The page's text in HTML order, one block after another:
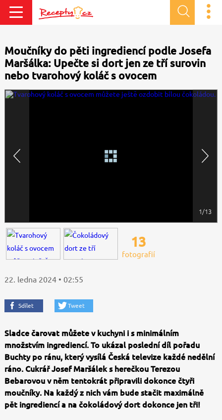
Moučníky do pěti ingrediencí podle Josefa
Maršálka: Upečte si dort jen ze tří surovin
nebo tvarohový koláč s ovocem
1/13
13
fotografií
22. ledna 2024 • 02:55
Sdílet Tweet
Sladce čarovat můžete v kuchyni i s minimálním
množstvím ingrediencí. To ukázal poslední díl pořadu
Buchty po ránu, který vysílá Česká televize každé nedělní
ráno. Cukrář Josef Maršálek s herečkou Terezou
Bebarovou v něm tentokrát připravili dokonce čtyři
moučníky. Na každý z nich vám bude stačit maximálně
pět ingrediencí a na čokoládový dort dokonce jen tři!